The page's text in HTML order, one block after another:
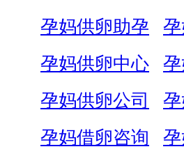
孕妈供卵助孕
孕妈供卵中心
孕妈供卵公司
孕妈借卵咨询